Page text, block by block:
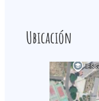
Ubicación